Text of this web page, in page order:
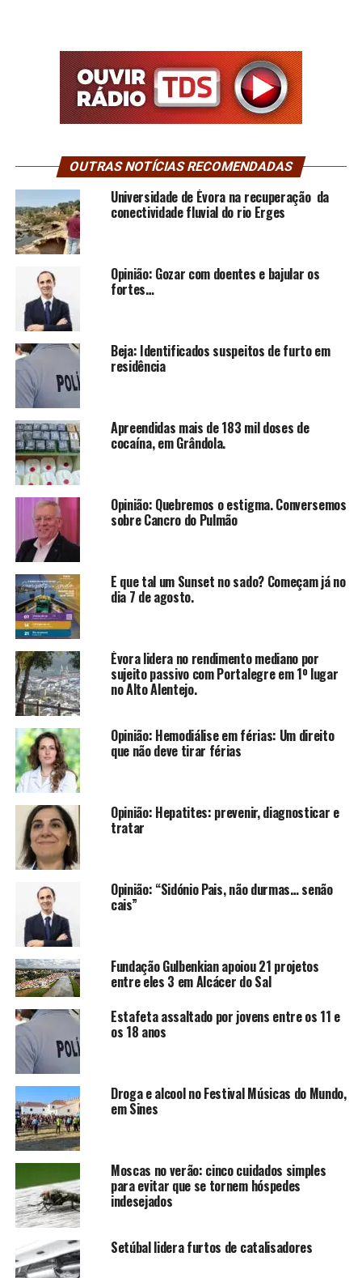
OUTRAS NOTÍCIAS RECOMENDADAS
Universidade de Évora na recuperação da
conectividade fluvial do rio Erges
Opinião: Gozar com doentes e bajular os
fortes…
Beja: Identificados suspeitos de furto em
residência
Apreendidas mais de 183 mil doses de
cocaína, em Grândola.
Opinião: Quebremos o estigma. Conversemos
sobre Cancro do Pulmão
E que tal um Sunset no sado? Começam já no
dia 7 de agosto.
Évora lidera no rendimento mediano por
sujeito passivo com Portalegre em 1º lugar
no Alto Alentejo.
Opinião: Hemodiálise em férias: Um direito
que não deve tirar férias
Opinião: Hepatites: prevenir, diagnosticar e
tratar
Opinião: “Sidónio Pais, não durmas… senão
cais”
Fundação Gulbenkian apoiou 21 projetos
entre eles 3 em Alcácer do Sal
Estafeta assaltado por jovens entre os 11 e
os 18 anos
Droga e alcool no Festival Músicas do Mundo,
em Sines
Moscas no verão: cinco cuidados simples
para evitar que se tornem hóspedes
indesejados
Setúbal lidera furtos de catalisadores